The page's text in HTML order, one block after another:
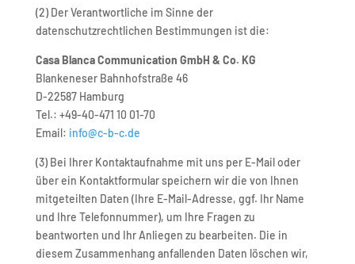
(2) Der Verantwortliche im Sinne der
datenschutzrechtlichen Bestimmungen ist die:
Casa Blanca Communication GmbH & Co. KG
Blankeneser Bahnhofstraße 46
D-22587 Hamburg
Tel.: +49-40-471 10 01-70
Email: info@c-b-c.de
(3) Bei Ihrer Kontaktaufnahme mit uns per E-Mail oder
über ein Kontaktformular speichern wir die von Ihnen
mitgeteilten Daten (Ihre E-Mail-Adresse, ggf. Ihr Name
und Ihre Telefonnummer), um Ihre Fragen zu
beantworten und Ihr Anliegen zu bearbeiten. Die in
diesem Zusammenhang anfallenden Daten löschen wir,